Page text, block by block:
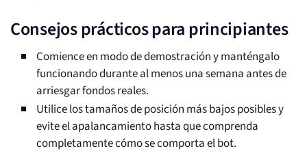
Consejos prácticos para principiantes
Comience en modo de demostración y manténgalo
funcionando durante al menos una semana antes de
arriesgar fondos reales.
Utilice los tamaños de posición más bajos posibles y
evite el apalancamiento hasta que comprenda
completamente cómo se comporta el bot.